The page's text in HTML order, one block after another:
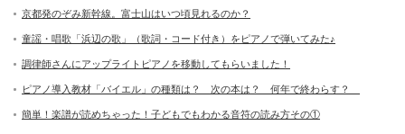
京都発のぞみ新幹線。富士山はいつ頃見れるのか？
童謡・唱歌「浜辺の歌」（歌詞・コード付き）をピアノで弾いてみた♪
調律師さんにアップライトピアノを移動してもらいました！
ピアノ導入教材「バイエル」の種類は？ 次の本は？ 何年で終わらす？
簡単！楽譜が読めちゃった！子どもでもわかる音符の読み方その①